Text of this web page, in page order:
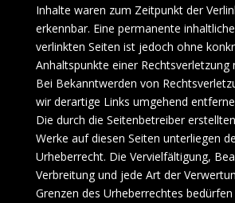
Inhalte waren zum Zeitpunkt der
erkennbar. Eine permanente
verlinkten Seiten ist jedoch ohne
Anhaltspunkte einer Rechtsverletzung
Bei Bekanntwerden von
wir derartige Links umgehend
Die durch die Seitenbetreiber
Werke auf diesen Seiten unterliegen
Urheberrecht. Die Vervielfältigung,
Verbreitung und jede Art der
Grenzen des Urheberrechtes